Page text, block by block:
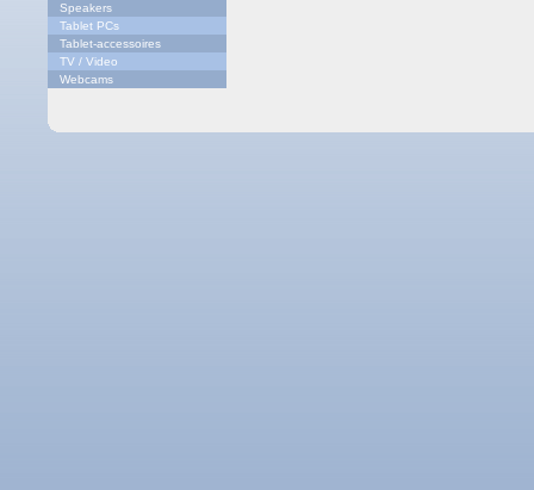
Speakers
Tablet PCs
Tablet-accessoires
TV / Video
Webcams